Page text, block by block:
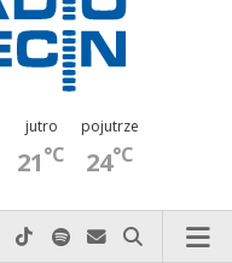
jutro
21°C
pojutrze
24°C
do nas zadzwoń
na Facebook-u
nas na X
Odwiedź nas na Instagram-ie
Odwiedź nas na TikTok-u
Szukaj nas na Spotify
Wyślij do nas
Szukaj